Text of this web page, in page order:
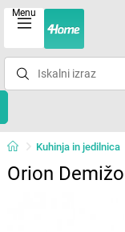
Menu
Kuhinja in jedilnica
Orion